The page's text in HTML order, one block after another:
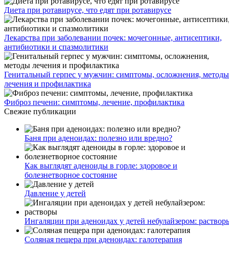
Диета при ротавирусе, что едят при ротавирусе
Лекарства при заболевании почек: мочегонные, антисептики,
антибиотики и спазмолитики
Генитальный герпес у мужчин: симптомы, осложнения, методы
лечения и профилактика
Фиброз печени: симптомы, лечение, профилактика
Свежие публикации
Баня при аденоидах: полезно или вредно?
Как выглядят аденоиды в горле: здоровое и
болезнетворное состояние
Давление у детей
Ингаляции при аденоидах у детей небулайзером:
Соляная пещера при аденоидах: галотерапия